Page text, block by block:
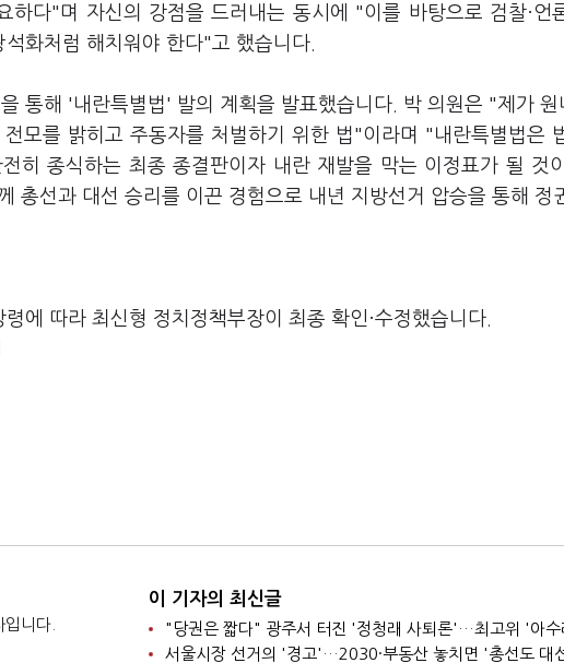
하다"며 자신의 강점을 드러내는 동시에 "이를 바탕으로 검찰·언
화처럼 해치워야 한다"고 했습니다.
통해 '내란특별법' 발의 계획을 발표했습니다. 박 의원은 "제가 원
모를 밝히고 주동자를 처벌하기 위한 법"이라며 "내란특별법은
히 종식하는 최종 종결판이자 내란 재발을 막는 이정표가 될 것
총선과 대선 승리를 이끈 경험으로 내년 지방선거 압승을 통해 정
에 따라 최신형 정치정책부장이 최종 확인·수정했습니다.
니다.
이 기자의 최신글
"당권은 짧다" 광주서 터진 '정청래 사퇴론'…최고위 '아